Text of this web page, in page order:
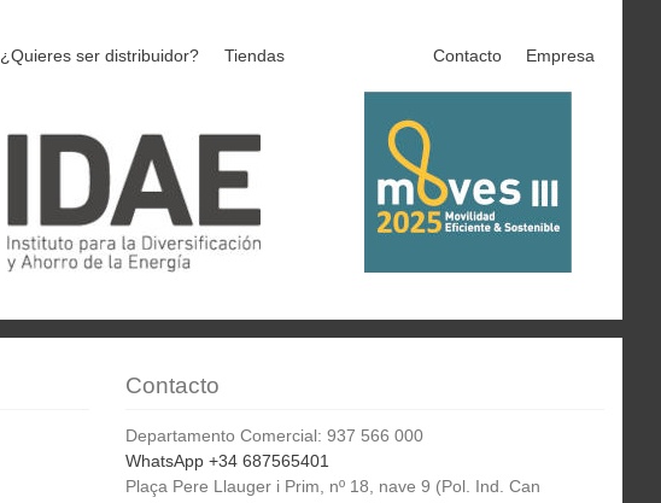
¿Quieres ser distribuidor? Tiendas Contacto Empresa
Contacto
Departamento Comercial: 937 566 000
WhatsApp +34 687565401
Plaça Pere Llauger i Prim, nº 18, nave 9 (Pol. Ind. Can